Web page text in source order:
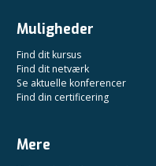
Muligheder
Find dit kursus
Find dit netværk
Se aktuelle konferencer
Find din certificering
Mere